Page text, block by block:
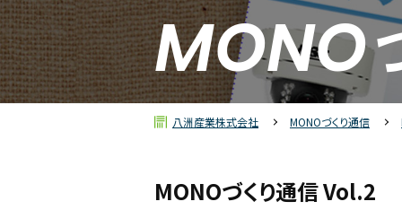
MONO
八洲産業株式会社 MONOづくり通信
MONOづくり通信 Vol.2